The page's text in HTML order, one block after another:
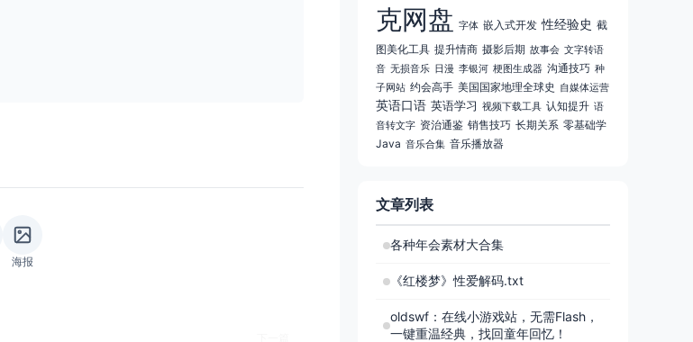
海报
克网盘 字体 嵌入式开发 性经验史 截
图美化工具 提升情商 摄影后期 故事会 文字转语
音 无损音乐 日漫 李银河 梗图生成器 沟通技巧 种
子网站 约会高手 美国国家地理全球史 自媒体运营
英语口语 英语学习 视频下载工具 认知提升 语
音转文字 资治通鉴 销售技巧 长期关系 零基础学
Java 音乐合集 音乐播放器
文章列表
各种年会素材大合集
《红楼梦》性爱解码.txt
oldswf：在线小游戏站，无需Flash，
一键重温经典，找回童年回忆！